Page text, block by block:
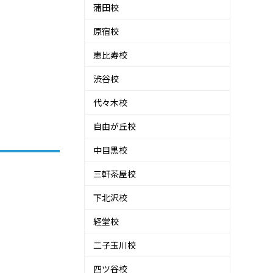
蒲田校
原宿校
恵比寿校
渋谷校
代々木校
自由が丘校
中目黒校
三軒茶屋校
下北沢校
経堂校
二子玉川校
四ツ谷校